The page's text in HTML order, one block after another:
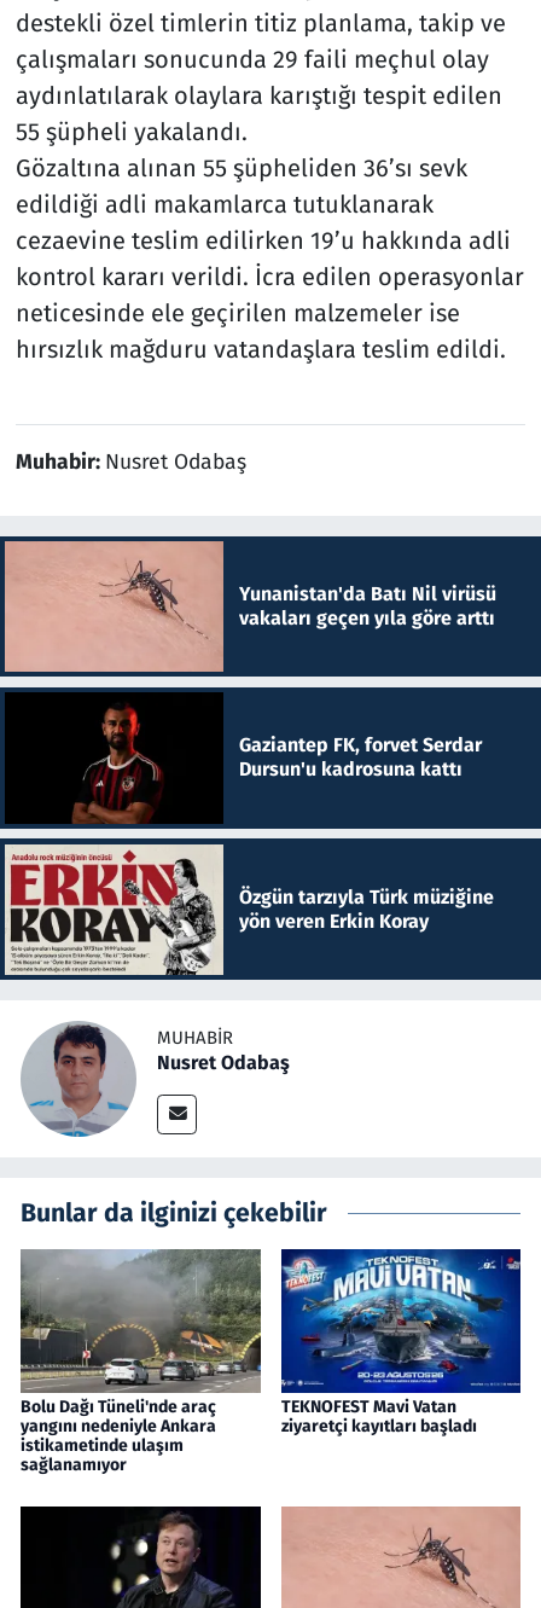
destekli özel timlerin titiz planlama, takip ve
çalışmaları sonucunda 29 faili meçhul olay
aydınlatılarak olaylara karıştığı tespit edilen
55 şüpheli yakalandı.
Gözaltına alınan 55 şüpheliden 36’sı sevk
edildiği adli makamlarca tutuklanarak
cezaevine teslim edilirken 19’u hakkında adli
kontrol kararı verildi. İcra edilen operasyonlar
neticesinde ele geçirilen malzemeler ise
hırsızlık mağduru vatandaşlara teslim edildi.
Muhabir: Nusret Odabaş
Yunanistan'da Batı Nil virüsü
vakaları geçen yıla göre arttı
Gaziantep FK, forvet Serdar
Dursun'u kadrosuna kattı
Özgün tarzıyla Türk müziğine
yön veren Erkin Koray
MUHABIR
Nusret Odabaş
Bunlar da ilginizi çekebilir
Bolu Dağı Tüneli'nde araç
yangını nedeniyle Ankara
istikametinde ulaşım
sağlanamıyor
TEKNOFEST Mavi Vatan
ziyaretçi kayıtları başladı